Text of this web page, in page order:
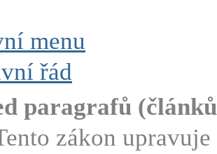
menu
řád
paragrafů
zákon